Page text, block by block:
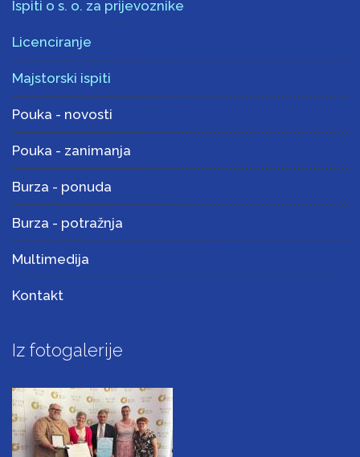
Ispiti o s. o. za prijevoznike
Licenciranje
Majstorski ispiti
Pouka - novosti
Pouka - zanimanja
Burza - ponuda
Burza - potražnja
Multimedija
Kontakt
Iz fotogalerije